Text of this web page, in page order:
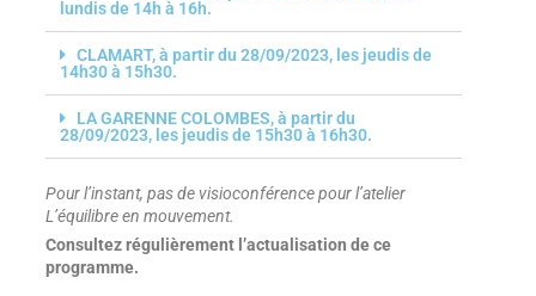
lundis de 14h à 16h.
CLAMART, à partir du 28/09/2023, les jeudis de
14h30 à 15h30.
LA GARENNE COLOMBES, à partir du
28/09/2023, les jeudis de 15h30 à 16h30.
Pour l’instant, pas de visioconférence pour l’atelier
L’équilibre en mouvement.
Consultez régulièrement l’actualisation de ce
programme.